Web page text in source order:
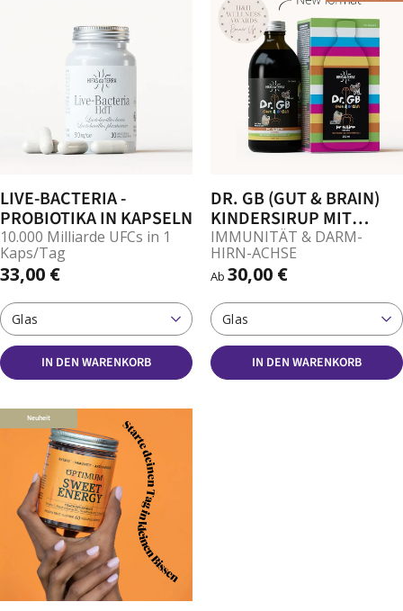
LIVE-BACTERIA -
PROBIOTIKA IN KAPSELN
10.000 Milliarde UFCs in 1
Kaps/Tag
33,00 €
Glas
IN DEN WARENKORB
DR. GB (GUT & BRAIN)
KINDERSIRUP MIT
REISHI, LÖWENMÄHNE,
PRÄBIOTIKA UND
VITAMIN C UND A
IMMUNITÄT & DARM-
HIRN-ACHSE
Ab 30,00 €
Glas
IN DEN WARENKORB
Neuheit